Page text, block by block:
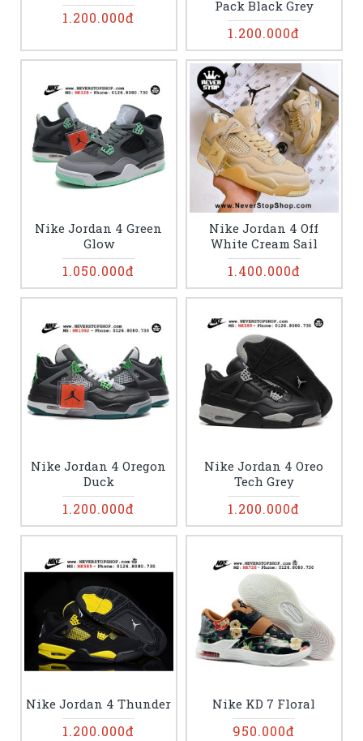
1.200.000đ
Pack Black Grey
1.200.000đ
Nike Jordan 4 Green
Glow
1.050.000đ
Nike Jordan 4 Off
White Cream Sail
1.400.000đ
Nike Jordan 4 Oregon
Duck
1.200.000đ
Nike Jordan 4 Oreo
Tech Grey
1.200.000đ
Nike Jordan 4 Thunder
1.200.000đ
Nike KD 7 Floral
950.000đ